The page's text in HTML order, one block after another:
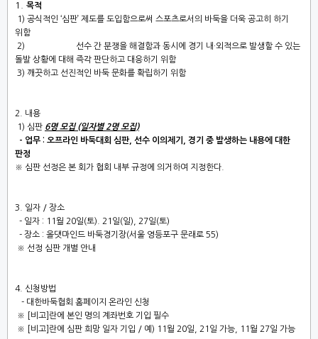
1. 목적
1) 공식적인 ‘심판’ 제도를 도입함으로써 스포츠로서의 바둑을 더욱 공고히 하기
위함
2) 선수 간 분쟁을 해결함과 동시에 경기 내 ·외적으로 발생할 수 있는
돌발 상황에 대해 즉각 판단하고 대응하기 위함
3) 깨끗하고 선진적인 바둑 문화를 확립하기 위함
2. 내용
1) 심판 6명 모집 (일자별 2명 모집)
- 업무 : 오프라인 바둑대회 심판, 선수 이의제기, 경기 중 발생하는 내용에 대한
판정
※ 심판 선정은 본 회가 협회 내부 규정에 의거하여 지정한다
3. 일자 / 장소
- 일자 : 11 월 20일(토). 21일(일), 27일(토)
- 장소 : 올댓마인드 바둑경기장(서울 영등포구 문래로 55)
※ 선정 심판 개별 안내
4. 신청방법
- 대한바둑협회 홈페이지 온라인 신청
※ [비고] 란에 본인 명의 계좌번호 기입 필수
※ [비고] 란에 심판 희망 일자 기입 / 예) 11월 20일, 21일 가능, 11월 27일 가능​